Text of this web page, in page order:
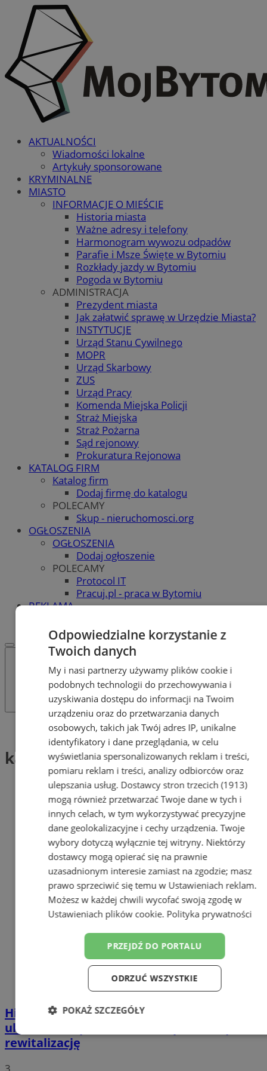
AKTUALNOŚCI
Wiadomości lokalne
Artykuły sponsorowane
KRYMINALNE
MIASTO
INFORMACJE O MIEŚCIE
Historia miasta
Ważne adresy i telefony
Harmonogram wywozu odpadów
Parafie i Msze Święte w Bytomiu
Rozkłady jazdy w Bytomiu
Pogoda w Bytomiu
ADMINISTRACJA
Prezydent miasta
Jak załatwić sprawę w Urzędzie Miasta?
INSTYTUCJE
Urząd Stanu Cywilnego
MOPR
Urząd Skarbowy
ZUS
Urząd Pracy
Komenda Miejska Policji
Straż Miejska
Straż Pożarna
Sąd rejonowy
Prokuratura Rejonowa
KATALOG FIRM
Katalog firm
Dodaj firmę do katalogu
POLECAMY
Skup - nieruchomosci.org
OGŁOSZENIA
OGŁOSZENIA
Dodaj ogłoszenie
POLECAMY
Protocol IT
Pracuj.pl - praca w Bytomiu
REKLAMA
Tag: kamienica petera spyry
kamienica petera spyry (1)
Historyczna kamienica Petera Spyry przy
ul. Witczaka przechodzi kompleksową
rewitalizację
Odpowiedzialne korzystanie z
Twoich danych
My i nasi partnerzy używamy plików cookie i
podobnych technologii do przechowywania i
uzyskiwania dostępu do informacji na Twoim
urządzeniu oraz do przetwarzania danych
osobowych, takich jak Twój adres IP, unikalne
identyfikatory i dane przeglądania, w celu
wyświetlania spersonalizowanych reklam i treści,
pomiaru reklam i treści, analizy odbiorców oraz
ulepszania usług. Dostawcy stron trzecich (1913)
mogą również przetwarzać Twoje dane w tych i
innych celach, w tym wykorzystywać precyzyjne
dane geolokalizacyjne i cechy urządzenia. Twoje
wybory dotyczą wyłącznie tej witryny. Niektórzy
dostawcy mogą opierać się na prawnie
uzasadnionym interesie zamiast na zgodzie; masz
prawo sprzeciwić się temu w Ustawieniach reklam.
Możesz w każdej chwili wycofać swoją zgodę w
Ustawieniach plików cookie. Polityka prywatności
PRZEJDŹ DO PORTALU
ODRZUĆ WSZYSTKIE
POKAŻ SZCZEGÓŁY
Niezbędne Wydajność Targetowanie